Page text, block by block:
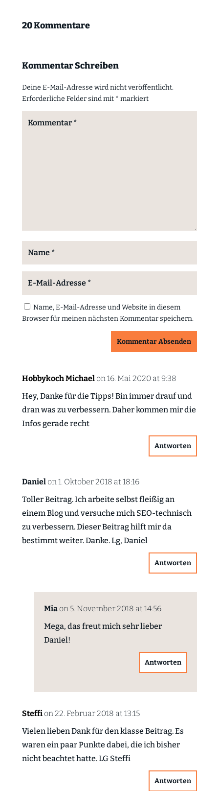
20 Kommentare
Hobbykoch Michael on 16. Mai 2020 at 9:38
Hey, Danke für die Tipps! Bin immer drauf und
dran was zu verbessern. Daher kommen mir die
Infos gerade recht
Antworten
Daniel on 1. Oktober 2018 at 18:16
Toller Beitrag. Ich arbeite selbst fleißig an
einem Blog und versuche mich SEO-technisch
zu verbessern. Dieser Beitrag hilft mir da
bestimmt weiter. Danke. Lg, Daniel
Antworten
Mia on 5. November 2018 at 14:56
Mega, das freut mich sehr lieber
Daniel!
Antworten
Steffi on 22. Februar 2018 at 13:15
Vielen lieben Dank für den klasse Beitrag. Es
waren ein paar Punkte dabei, die ich bisher
nicht beachtet hatte. LG Steffi
Antworten
Kommentar Schreiben
Deine E-Mail-Adresse wird nicht veröffentlicht.
Erforderliche Felder sind mit * markiert
Name, E-Mail-Adresse und Website in diesem
Browser für meinen nächsten Kommentar speichern.
Kommentar Absenden